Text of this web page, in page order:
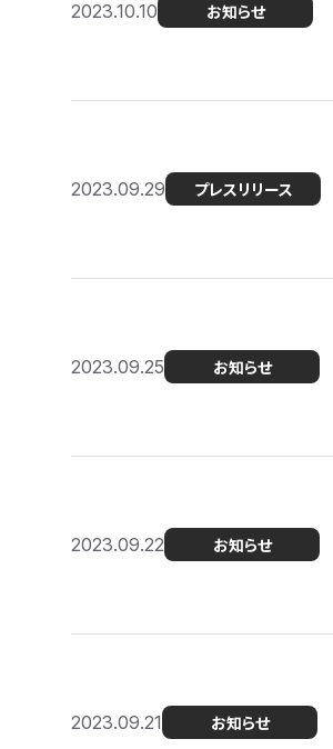
2023.10.10 お知らせ
2023.09.29 プレスリリース
2023.09.25 お知らせ
2023.09.22 お知らせ
2023.09.21 お知らせ